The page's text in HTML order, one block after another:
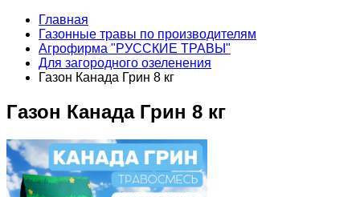
Главная
Газонные травы по производителям
Агрофирма "РУССКИЕ ТРАВЫ"
Для загородного озеленения
Газон Канада Грин 8 кг
Газон Канада Грин 8 кг